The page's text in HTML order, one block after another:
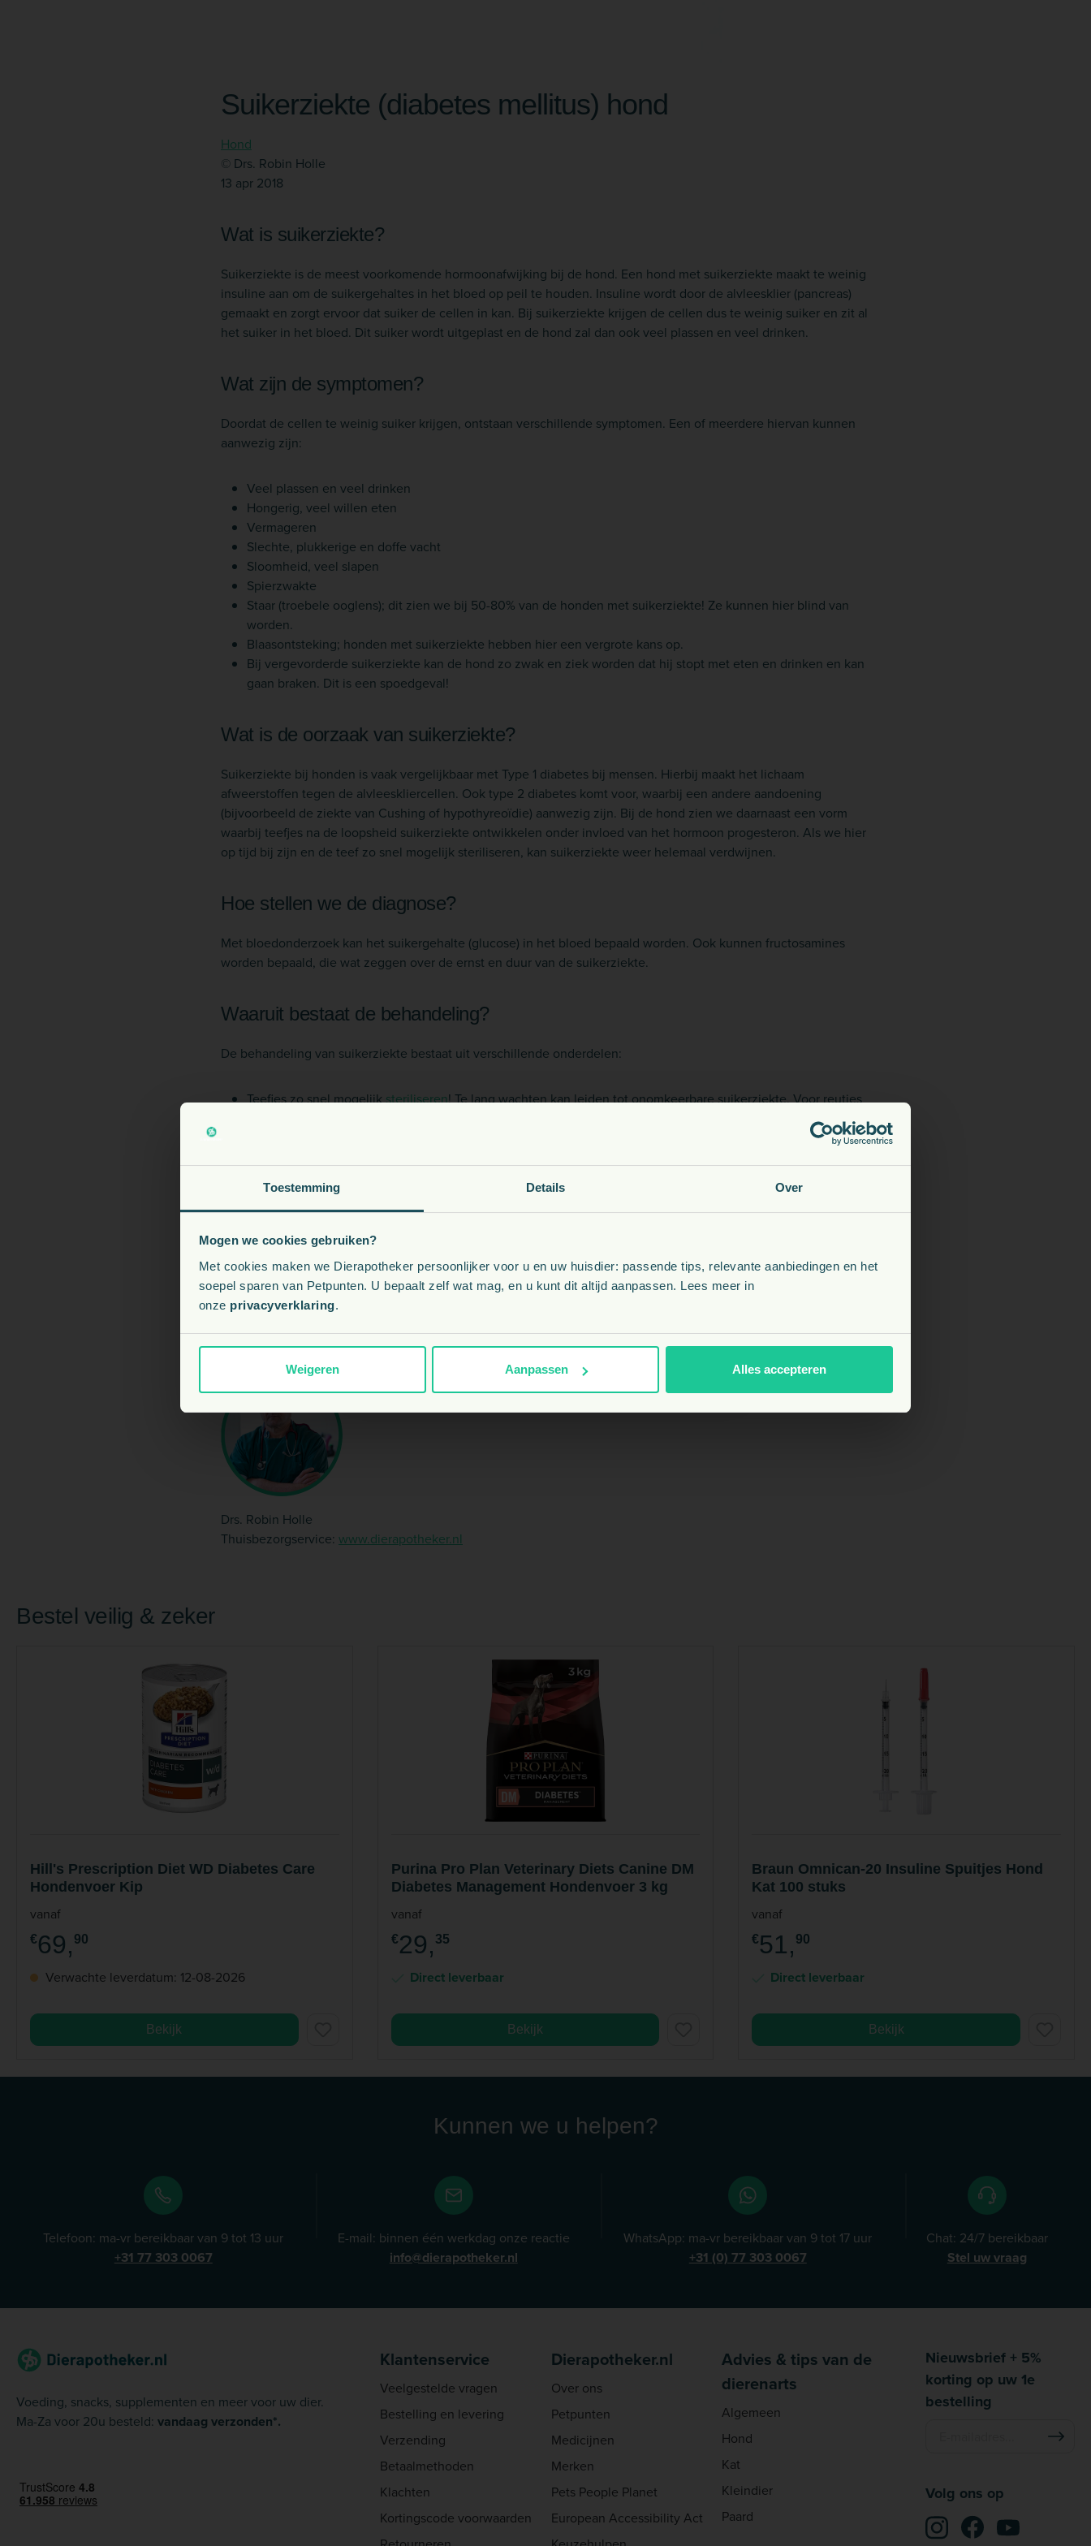
Toestemming Details Over
Mogen we cookies gebruiken?
Met cookies maken we Dierapotheker persoonlijker voor u en uw huisdier: passende tips, relevante aanbiedingen en het
soepel sparen van Petpunten. U bepaalt zelf wat mag, en u kunt dit altijd aanpassen. Lees meer in
onze privacyverklaring.
Weigeren Aanpassen Alles accepteren
Suikerziekte (diabetes mellitus) hond
Hond
© Drs. Robin Holle
13 apr 2018
Wat is suikerziekte?
Suikerziekte is de meest voorkomende hormoonafwijking bij de hond. Een hond met suikerziekte maakt te weinig
insuline aan om de suikergehaltes in het bloed op peil te houden. Insuline wordt door de alvleesklier (pancreas)
gemaakt en zorgt ervoor dat suiker de cellen in kan. Bij suikerziekte krijgen de cellen dus te weinig suiker en zit al
het suiker in het bloed. Dit suiker wordt uitgeplast en de hond zal dan ook veel plassen en veel drinken.
Wat zijn de symptomen?
Doordat de cellen te weinig suiker krijgen, ontstaan verschillende symptomen. Een of meerdere hiervan kunnen
aanwezig zijn:
Veel plassen en veel drinken
Hongerig, veel willen eten
Vermageren
Slechte, plukkerige en doffe vacht
Sloomheid, veel slapen
Spierzwakte
Staar (troebele ooglens); dit zien we bij 50-80% van de honden met suikerziekte! Ze kunnen hier blind van
worden.
Blaasontsteking; honden met suikerziekte hebben hier een vergrote kans op.
Bij vergevorderde suikerziekte kan de hond zo zwak en ziek worden dat hij stopt met eten en drinken en kan
gaan braken. Dit is een spoedgeval!
Wat is de oorzaak van suikerziekte?
Suikerziekte bij honden is vaak vergelijkbaar met Type 1 diabetes bij mensen. Hierbij maakt het lichaam
afweerstoffen tegen de alvleeskliercellen. Ook type 2 diabetes komt voor, waarbij een andere aandoening
(bijvoorbeeld de ziekte van Cushing of hypothyreoïdie) aanwezig zijn. Bij de hond zien we daarnaast een vorm
waarbij teefjes na de loopsheid suikerziekte ontwikkelen onder invloed van het hormoon progesteron. Als we hier
op tijd bij zijn en de teef zo snel mogelijk steriliseren, kan suikerziekte weer helemaal verdwijnen.
Hoe stellen we de diagnose?
Met bloedonderzoek kan het suikergehalte (glucose) in het bloed bepaald worden. Ook kunnen fructosamines
worden bepaald, die wat zeggen over de ernst en duur van de suikerziekte.
Waaruit bestaat de behandeling?
De behandeling van suikerziekte bestaat uit verschillende onderdelen:
Teefjes zo snel mogelijksteriliseren! Te lang wachten kan leiden tot onomkeerbare suikerziekte. Voor reutjes
Behandeling met insuline; vaak wordt gestart met 2x daags een onderhuidse injectie insuline. Dit is niet
Een dieet met weinig suiker en veel eiwit.
Eenspeciaal “suikerziekte” dieetvoer.
Een regelmatig leefpatroon.
Vragen?
Neem gerust contact op met ons op: info@dierapotheker.nl
Drs. Robin Holle
Thuisbezorgservice: www.dierapotheker.nl
Bestel veilig & zeker
Hill's Prescription Diet WD Diabetes Care
Hondenvoer Kip
vanaf
€69, 90
Verwachte leverdatum: 12-08-2026
Bekijk
Purina Pro Plan Veterinary Diets Canine DM
Diabetes Management Hondenvoer 3 kg
vanaf
€29, 35
Direct leverbaar
Bekijk
Braun Omnican-20 Insuline Spuitjes Hond
Kat 100 stuks
vanaf
€51, 90
Direct leverbaar
Bekijk
Kunnen we u helpen?
Telefoon: ma-vr bereikbaar van 9 tot 13 uur
+31 77 303 0067
E-mail: binnen één werkdag onze reactie
info@dierapotheker.nl
WhatsApp: ma-vr bereikbaar van 9 tot 17 uur
+31 (0) 77 303 0067
Chat: 24/7 bereikbaar
Stel uw vraag
Voeding, snacks, supplementen en meer voor uw dier.
Ma-Za voor 20u besteld: vandaag verzonden*.
Klantenservice
Veelgestelde vragen
Bestelling en levering
Verzending
Betaalmethoden
Klachten
Kortingscode voorwaarden
Dierapotheker.nl
Over ons
Petpunten
Medicijnen
Merken
Pets People Planet
European Accessibility Act
Advies & tips van de
dierenarts
Algemeen
Hond
Kat
Kleindier
Paard
Nieuwsbrief + 5%
korting op uw 1e
bestelling
Volg ons op
NL